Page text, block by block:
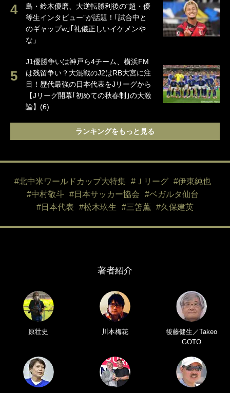
島・鈴木優磨、大逆転勝利後の“超・優
等生インタビュー”が話題！｢試合中と
のギャップw｣｢礼儀正しいイケメンや
な」
J1優勝争いは神戸ら4チーム、横浜FM
は残留争い？大混戦のJ2はRB大宮に注
目！歴代最強の日本代表をJリーグから
【Jリーグ開幕｢初めての秋春制｣の大激
論】(6)
ランキングをもっと見る
#北中米ワールドカップ大特集 #Ｊリーグ
#伊東純也
#中村敬斗
#日本サッカー協会
#ベガルタ仙台
#日本代表
#松木玖生 #三笘薫 #久保建英
著者紹介
原壮史 川本梅花
後藤健生／Takeo
GOTO